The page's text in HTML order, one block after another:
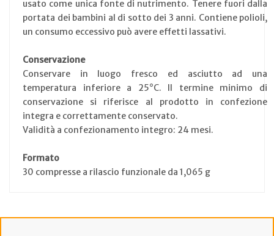
usato come unica fonte di nutrimento. Tenere fuori dalla
portata dei bambini al di sotto dei 3 anni. Contiene polioli,
un consumo eccessivo può avere effetti lassativi.
Conservazione
Conservare in luogo fresco ed asciutto ad una
temperatura inferiore a 25°C. Il termine minimo di
conservazione si riferisce al prodotto in confezione
integra e correttamente conservato.
Validità a confezionamento integro: 24 mesi.
Formato
30 compresse a rilascio funzionale da 1,065 g